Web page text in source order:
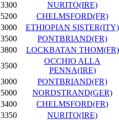
3300
NURITO(IRE)
5200
CHELMSFORD(FR)
3000
ETHIOPIAN SISTER(ITY)
3500
PONTBRIAND(FR)
3800
LOCKBATAN THOM(FR)
3500
OCCHIO ALLA
PENNA(IRE)
3000
PONTBRIAND(FR)
5000
NORDSTRAND(GER)
3400
CHELMSFORD(FR)
3350
NURITO(IRE)